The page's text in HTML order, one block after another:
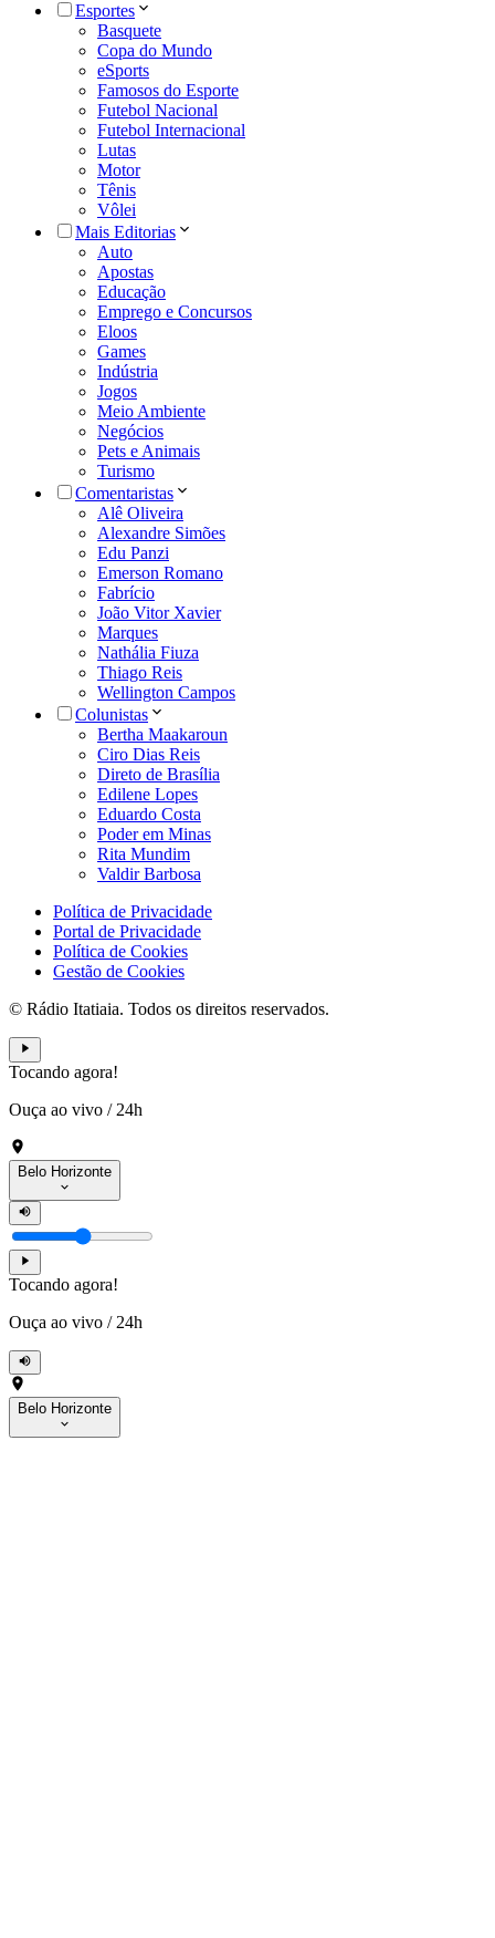
Esportes
Basquete
Copa do Mundo
eSports
Famosos do Esporte
Futebol Nacional
Futebol Internacional
Lutas
Motor
Tênis
Vôlei
Mais Editorias
Auto
Apostas
Educação
Emprego e Concursos
Eloos
Games
Indústria
Jogos
Meio Ambiente
Negócios
Pets e Animais
Turismo
Comentaristas
Alê Oliveira
Alexandre Simões
Edu Panzi
Emerson Romano
Fabrício
João Vitor Xavier
Marques
Nathália Fiuza
Thiago Reis
Wellington Campos
Colunistas
Bertha Maakaroun
Ciro Dias Reis
Direto de Brasília
Edilene Lopes
Eduardo Costa
Poder em Minas
Rita Mundim
Valdir Barbosa
Política de Privacidade
Portal de Privacidade
Política de Cookies
Gestão de Cookies
© Rádio Itatiaia. Todos os direitos reservados.
Tocando agora!
Ouça ao vivo / 24h
Belo Horizonte
Tocando agora!
Ouça ao vivo / 24h
Belo Horizonte